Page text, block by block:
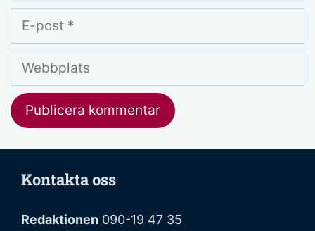
E-
post
Webbplats
Kontakta oss
Redaktionen 090-19 47 35